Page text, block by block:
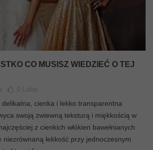
CO MUSISZ WIEDZIEĆ O TEJ
Lubię
cienka i lekko transparentna
swoją zwiewną teksturą i miękkością w
z cienkich włókien bawełnianych
niezrównaną lekkość przy jednoczesnym